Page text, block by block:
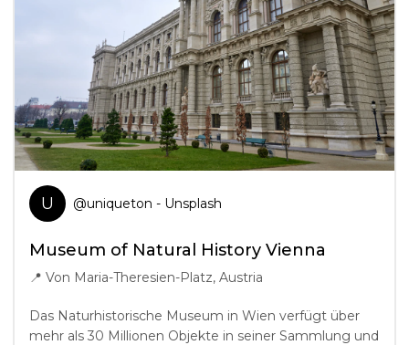
U @uniqueton - Unsplash
Museum of Natural History Vienna
📍 Von Maria-Theresien-Platz, Austria
Das Naturhistorische Museum in Wien verfügt über
mehr als 30 Millionen Objekte in seiner Sammlung und